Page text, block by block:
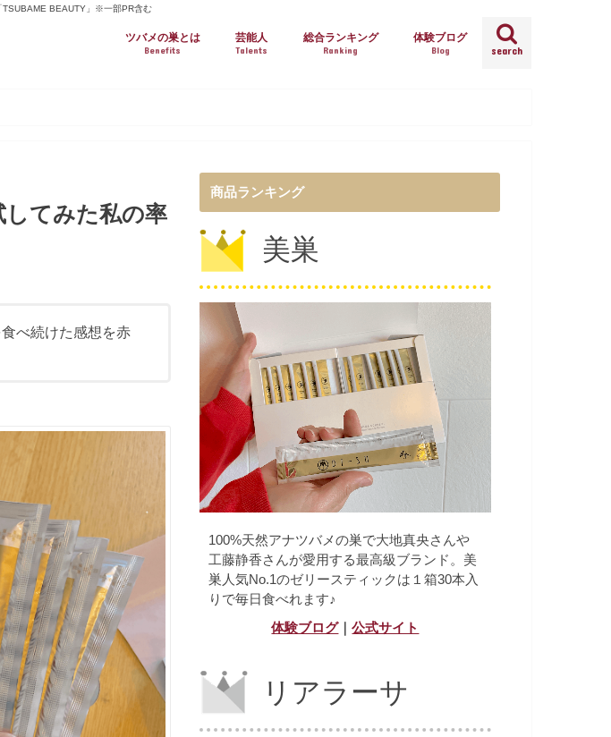
TSUBAME BEAUTY」※一部PR含む
search
ツバメの巣とは
Benefits
芸能人
Talents
総合ランキング
Ranking
体験ブログ
Blog
てみた私の率
食べ続けた感想を赤
商品ランキング
美巣
100%天然アナツバメの巣で大地真央さんや
工藤静香さんが愛用する最高級ブランド。美
巣人気No.1のゼリースティックは１箱30本入
りで毎日食べれます♪
体験ブログ｜公式サイト
リアラーサ